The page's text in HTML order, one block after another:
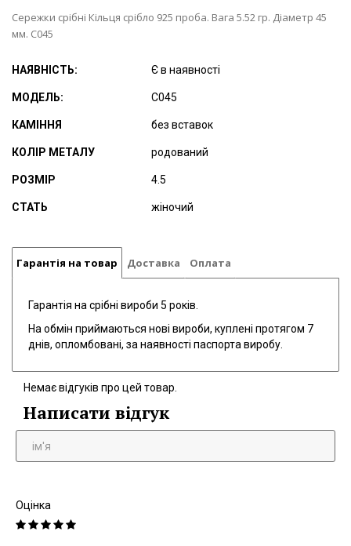
Сережки срібні Кільця срібло 925 проба. Вага 5.52 гр. Діаметр 45
мм. С045
НАЯВНІСТЬ: Є в наявності
МОДЕЛЬ: С045
КАМІННЯ без вставок
КОЛІР МЕТАЛУ родований
РОЗМІР 4.5
СТАТЬ жіночий
Гарантія на товар Доставка Оплата
Гарантія на срібні вироби 5 років.
На обмін приймаються нові вироби, куплені протягом 7
днів, опломбовані, за наявності паспорта виробу.
Немає відгуків про цей товар.
Написати відгук
Оцінка